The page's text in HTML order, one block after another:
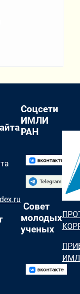
Соцсети
ИМЛИ
РАН
Совет
молодых
ученых